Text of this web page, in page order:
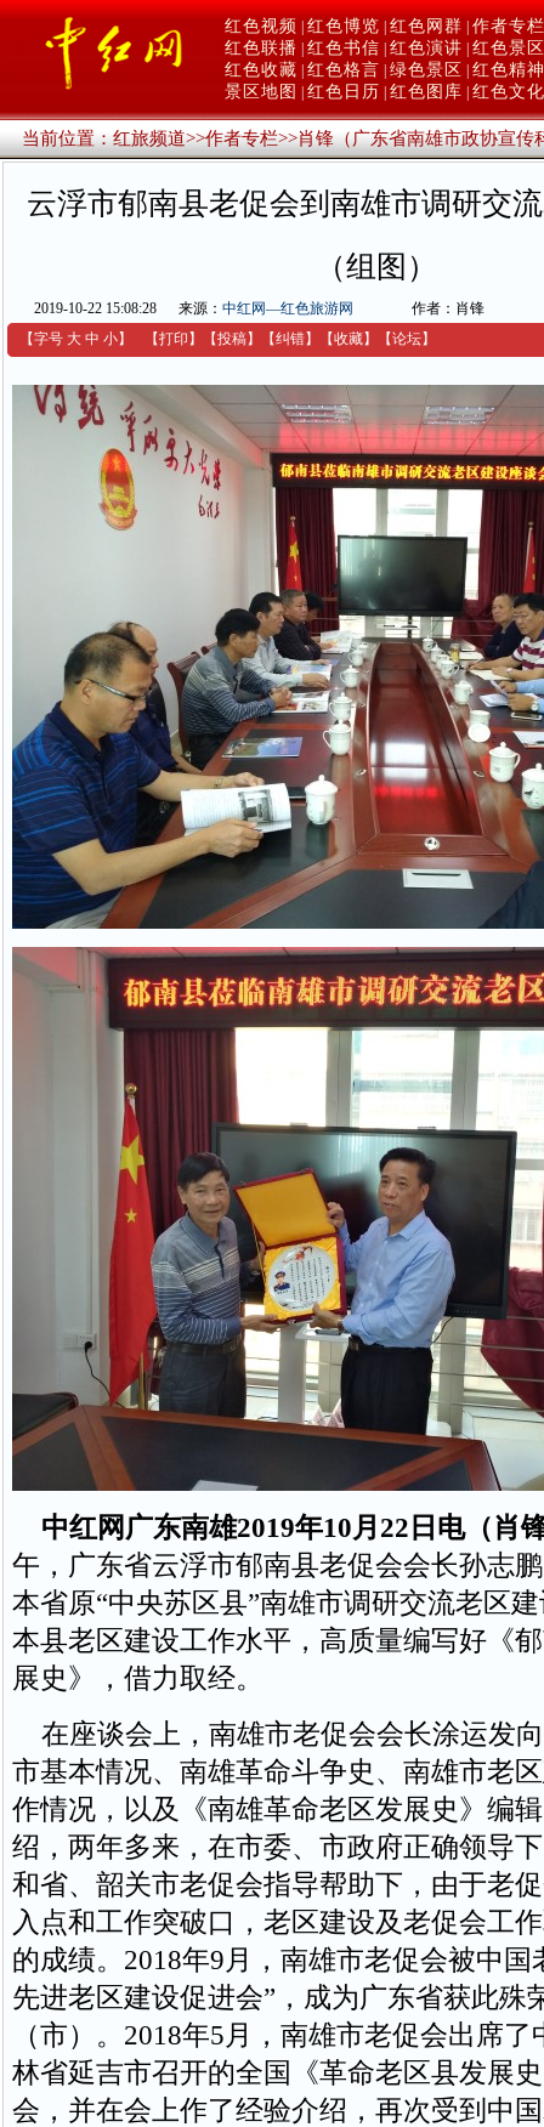
红色视频 红色博览 红色网群 作者专栏
红色联播 红色书信 红色演讲 红色景区
红色收藏 红色格言 绿色景区
红色精神
景区地图
红色日历 红色图库 红色文化
当前位置：红旅频道>>作者专栏>>肖锋（广东省南雄市政协宣传
云浮市郁南县老促会到南雄市调研交
（组图）
2019-10-22 15:08:28 来源： 中红网—红色旅游网
作者：肖锋
【字号 大 中 小】 【打印 】 【投稿】 【纠错】 【收藏】 【论坛】
中红网广东南雄2019年10月22日电（肖
午，广东省云浮市郁南县老促会会长孙志
本省原“中央苏区县”南雄市调研交流老区
本县老区建设工作水平，高质量编写好《
展史》，借力取经。
在座谈会上，南雄市老促会会长涂运发
市基本情况、南雄革命斗争史、南雄市老
作情况，以及《南雄革命老区发展史》编
绍，两年多来，在市委、市政府正确领导
和省、韶关市老促会指导帮助下，由于老
入点和工作突破口，老区建设及老促会工
的成绩。2018年9月，南雄市老促会被中国
先进老区建设促进会”，成为广东省获此殊
（市）。2018年5月，南雄市老促会出席
林省延吉市召开的全国《革命老区县发展
会，并在会上作了经验介绍，再次受到中